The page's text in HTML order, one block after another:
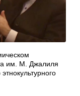
им. М. Джалиля